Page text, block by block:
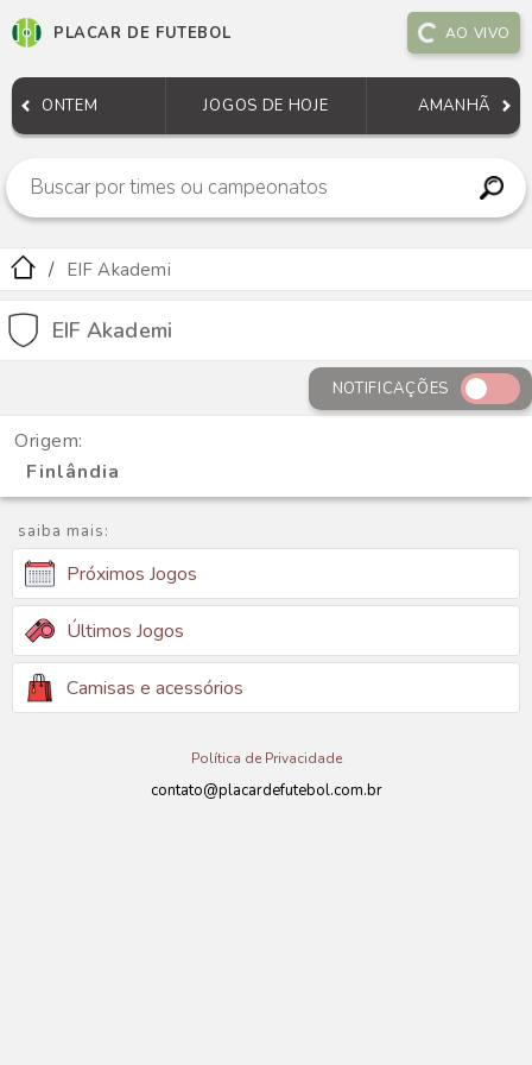
PLACAR DE FUTEBOL AO VIVO
ONTEM JOGOS DE HOJE AMANHÃ
EIF Akademi
EIF Akademi
NOTIFICAÇÕES
Origem:
Finlândia
saiba mais:
Próximos Jogos
Últimos Jogos
Camisas e acessórios
Política de Privacidade
contato@placardefutebol.com.br